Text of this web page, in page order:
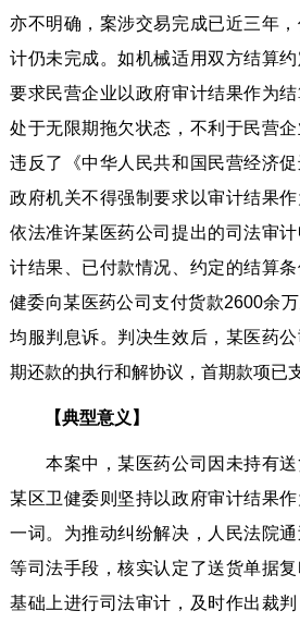
亦不明确，案涉交易完成已近三年
计仍未完成。如机械适用双方结算
要求民营企业以政府审计结果作为
处于无限期拖欠状态，不利于民营企
违反了《中华人民共和国民营经济
政府机关不得强制要求以审计结果
依法准许某医药公司提出的司法审
计结果、已付款情况、约定的结算
健委向某医药公司支付货款2600余
均服判息诉。判决生效后，某医药
期还款的执行和解协议，首期款项已
【典型意义】
本案中，某医药公司因未持有送
某区卫健委则坚持以政府审计结果
一词。为推动纠纷解决，人民法院
等司法手段，核实认定了送货单据
基础上进行司法审计，及时作出裁